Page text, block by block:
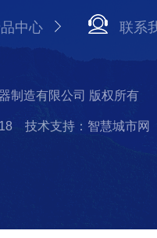
中心 联系
制造有限公司 版权所有
技术支持：智慧城市网